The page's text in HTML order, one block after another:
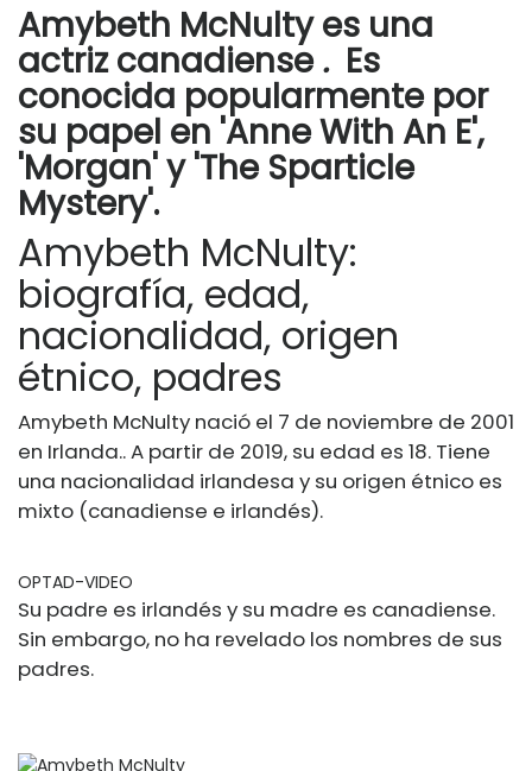
Amybeth McNulty es una
actriz canadiense. Es
conocida popularmente por
su papel en 'Anne With An E',
'Morgan' y 'The Sparticle
Mystery'.
Amybeth McNulty:
biografía, edad,
nacionalidad, origen
étnico, padres
Amybeth McNulty nació el 7 de noviembre de 2001
en Irlanda.. A partir de 2019, su edad es 18. Tiene
una nacionalidad irlandesa y su origen étnico es
mixto (canadiense e irlandés).
OPTAD-VIDEO
Su padre es irlandés y su madre es canadiense.
Sin embargo, no ha revelado los nombres de sus
padres.